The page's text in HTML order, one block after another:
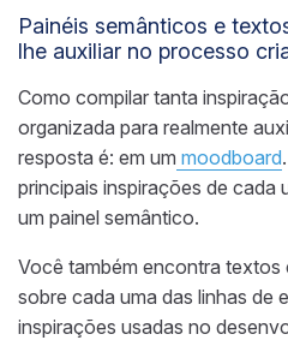
Painéis semânticos e
lhe auxiliar no processo
Como compilar tanta
organizada para realmente
resposta é: em um moodboard
principais inspirações de cada
um painel semântico.
Você também encontra
sobre cada uma das linhas de
inspirações usadas no